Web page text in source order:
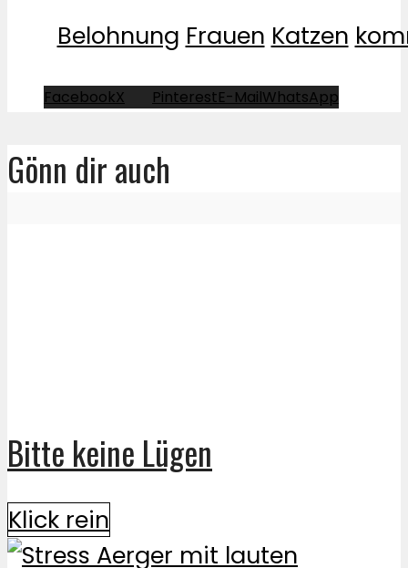
Belohnung Frauen Katzen
FacebookX PinterestE-MailWhatsApp
Gönn dir auch
Bitte keine Lügen
Klick rein